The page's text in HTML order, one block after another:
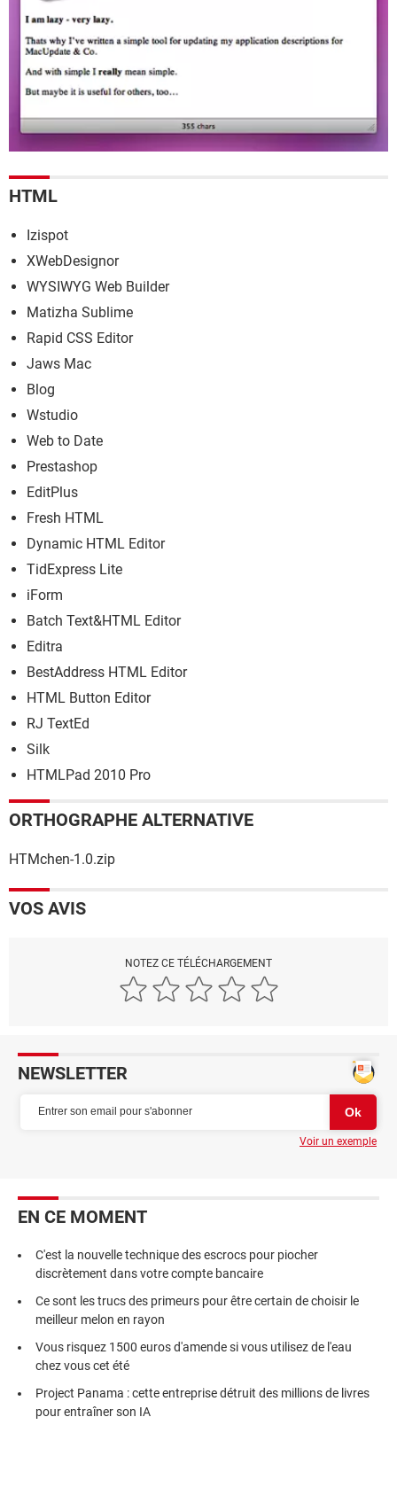
HTML
Izispot
XWebDesignor
WYSIWYG Web Builder
Matizha Sublime
Rapid CSS Editor
Jaws Mac
Blog
Wstudio
Web to Date
Prestashop
EditPlus
Fresh HTML
Dynamic HTML Editor
TidExpress Lite
iForm
Batch Text&HTML Editor
Editra
BestAddress HTML Editor
HTML Button Editor
RJ TextEd
Silk
HTMLPad 2010 Pro
ORTHOGRAPHE ALTERNATIVE
HTMchen-1.0.zip
VOS AVIS
NOTEZ CE TÉLÉCHARGEMENT
NEWSLETTER
Voir un exemple
EN CE MOMENT
C'est la nouvelle technique des escrocs pour piocher
discrètement dans votre compte bancaire
Ce sont les trucs des primeurs pour être certain de choisir le
meilleur melon en rayon
Vous risquez 1500 euros d'amende si vous utilisez de l'eau
chez vous cet été
Project Panama : cette entreprise détruit des millions de livres
pour entraîner son IA